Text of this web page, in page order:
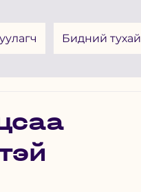
Бидний тухай